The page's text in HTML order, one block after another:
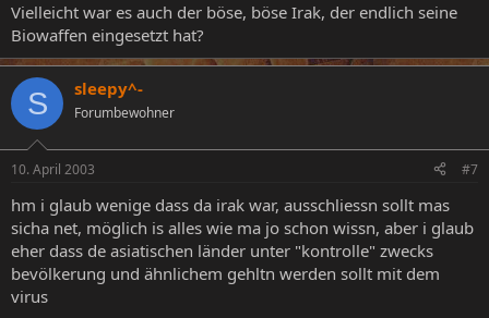
Vielleicht war es auch der böse, böse Irak, der endlich seine
Biowaffen eingesetzt hat?
S sleepy^-
Forumbewohner
10. April 2003 #7
hm i glaub wenige dass da irak war, ausschliessn sollt mas
sicha net, möglich is alles wie ma jo schon wissn, aber i glaub
eher dass de asiatischen länder unter "kontrolle" zwecks
bevölkerung und ähnlichem gehltn werden sollt mit dem
virus